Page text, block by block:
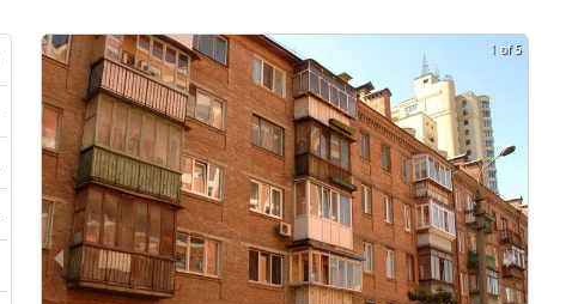
1 of 5